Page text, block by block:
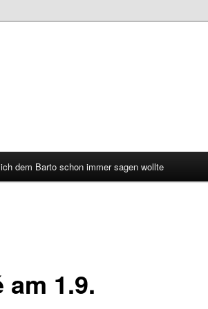
dem Barto schon immer sagen wollte
1.9.